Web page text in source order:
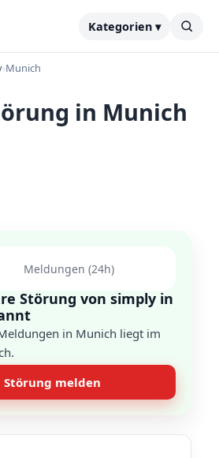
Kategorien ▾
›Munich
in Munich
Meldungen (24h)
Störung von simply in
in Munich liegt im
Störung melden